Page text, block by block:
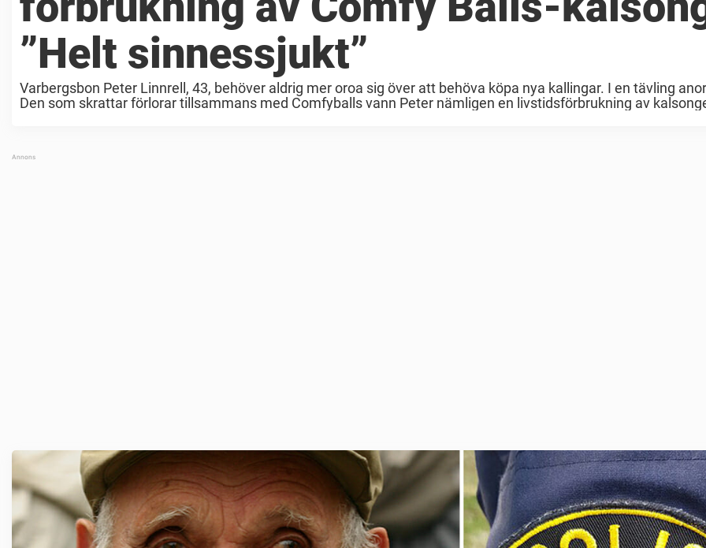
”Helt sinnessjukt”
Varbergsbon Peter Linnrell, 43, behöver aldrig mer oroa sig över att behöva köpa nya kallingar. I en tävling
Den som skrattar förlorar tillsammans med Comfyballs vann Peter nämligen en livstidsförbrukning av